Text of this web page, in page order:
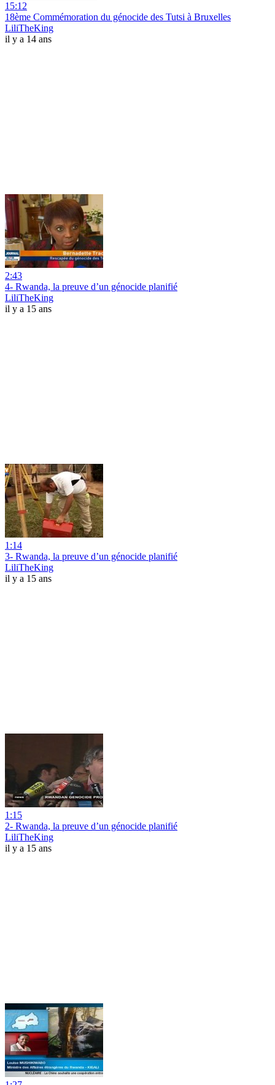
15:12
18ème Commémoration du génocide des Tutsi à Bruxelles
LiliTheKing
il y a 14 ans
2:43
4- Rwanda, la preuve d’un génocide planifié
LiliTheKing
il y a 15 ans
1:14
3- Rwanda, la preuve d’un génocide planifié
LiliTheKing
il y a 15 ans
1:15
2- Rwanda, la preuve d’un génocide planifié
LiliTheKing
il y a 15 ans